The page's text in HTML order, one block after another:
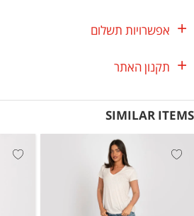
אפשרויות תשלום
תקנון האתר
SIMILAR ITEMS